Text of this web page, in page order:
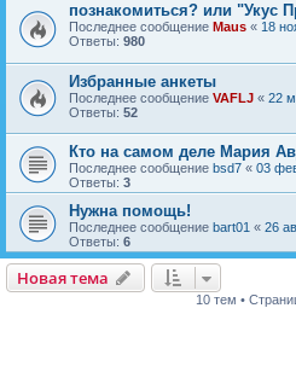
познакомиться? или "Укус
Последнее сообщение Maus « 18
Ответы: 980
Избранные анкеты
Последнее сообщение VAFLJ « 22
Ответы: 52
Кто на самом деле Мария
Последнее сообщение bsd7 « 03
Ответы: 3
Нужна помощь!
Последнее сообщение bart01 « 26
Ответы: 6
Новая тема
Новаятема
10 тем •